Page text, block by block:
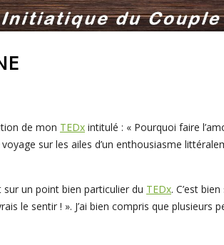
de mon TEDx intitulé : « Pourquoi faire
sur les ailes d’un enthousiasme
sur un point bien particulier du TEDx. C’est
le sentir ! ». J’ai bien compris que plusieurs